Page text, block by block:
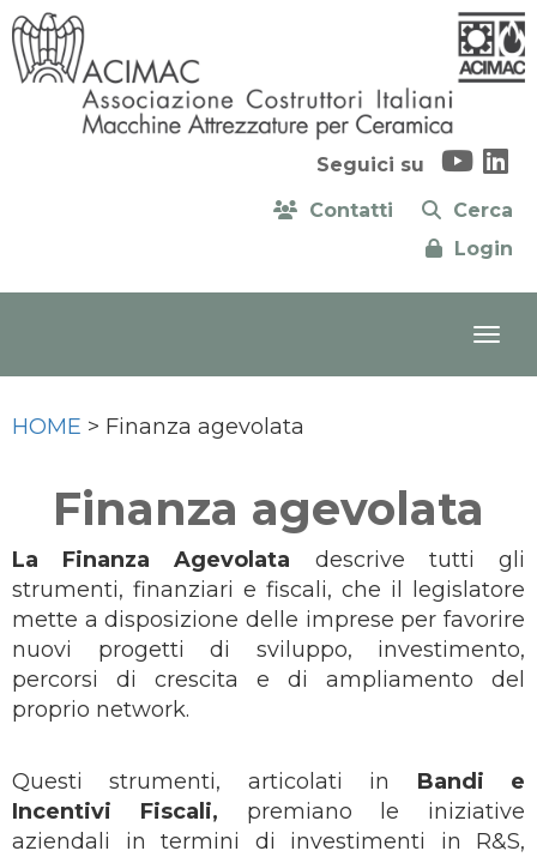
Seguici su
Contatti
Cerca
Login
HOME > Finanza agevolata
Finanza agevolata
La Finanza Agevolata descrive tutti gli
strumenti, finanziari e fiscali, che il legislatore
mette a disposizione delle imprese per favorire
nuovi progetti di sviluppo, investimento,
percorsi di crescita e di ampliamento del
proprio network.
Questi strumenti, articolati in Bandi e
Incentivi Fiscali, premiano le iniziative
aziendali in termini di investimenti in R&S,